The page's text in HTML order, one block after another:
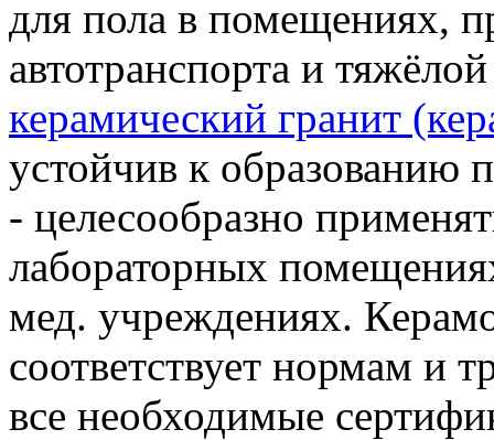
для пола в помещениях,
автотранспорта и
керамический гранит
устойчив к образованию
- целесообразно
лабораторных
мед. учреждениях.
соответствует нормам и
все необходимые